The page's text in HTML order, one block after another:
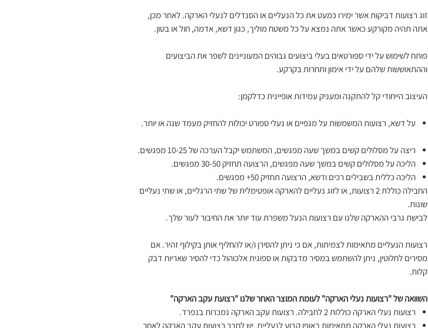
זוג רצועות דביקות אשר ימירו כמעט את כל הנעליים או הסנדלים לנעלי הארקה. לאחר מכן,
אתה תהיה מקורקע כאשר אתה נמצא על כל משטח מוליך, כגון דשא, אדמה, חול או בטון.
פותח לשימוש על ידי ספורטאים בעלי ביצועים גבוהים המעוניינים לשפר את הביצועים
וההתאוששות שלהם על ידי אימון ותחרות בקרקע.
העיצוב הייחודי קל להתקנה ומעניק עמידות אופיינית כדלקמן:
על דשא, רצועות המשמשות על מגפיים או נעלי ספורט יכולות להחזיק מעמד שנה או יותר.
ריצה על מסלולים קשים במשך שעה מפגשים, המשתמש יקבל הערכה של 10-25 מפגשים.
הליכה על מסלולים קשים במשך שעה מפגשים, הרצועה תחזיק 30-50 מפגשים.
הליכה כללית בשבילים רכים ודשא, הרצועה תחזיק 50+ מפגשים.
החבילה כוללת 2 רצועות, או לזוג נעליים להארקה אופטימלית של שתי הרגליים, או שתי נעליים
שונות.
לבישת גרבי ההארקה שלנו עם רצועות הנעל משפרת עוד יותר את החיבור לעור שלך.
רצועות הנעליים מתאימות לצמיתות, אם כי ניתן להסירן ו/או להחליף אותן בקילוף זהיר. אם
מסירים לחלוטין, ניתן להשתמש במסיר מדבקות או ספוגית אלכוהול כדי להסיר שאריות דבק
קלות.
השוואה של "רצועות נעלי הארקה" לעומת המוצר האחר שלנו "רצועת עקב הארקה"
רצועות נעלי הארקה כוללות 2 לחבילה. רצועות עקב הארקה נמכרות בנפרד.
רצועות נעלי הארקה מתאימות באופן קבוע לנעליים. יש לחבר רצועות עקב הארקה לאחר